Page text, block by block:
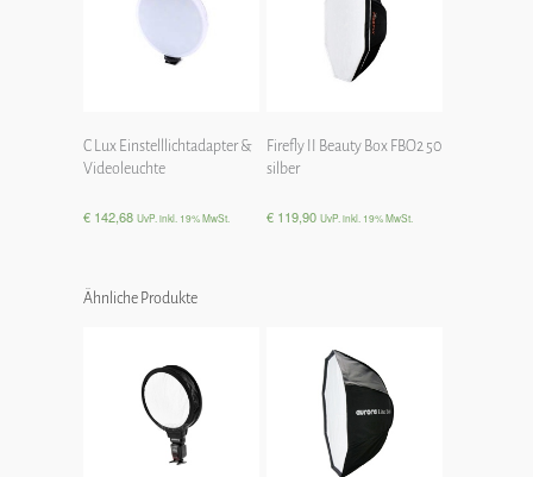
C Lux Einstelllichtadapter &
Videoleuchte
€ 142,68 UvP. inkl. 19% MwSt.
Firefly II Beauty Box FBO2 50
silber
€ 119,90 UvP. inkl. 19% MwSt.
Ähnliche Produkte